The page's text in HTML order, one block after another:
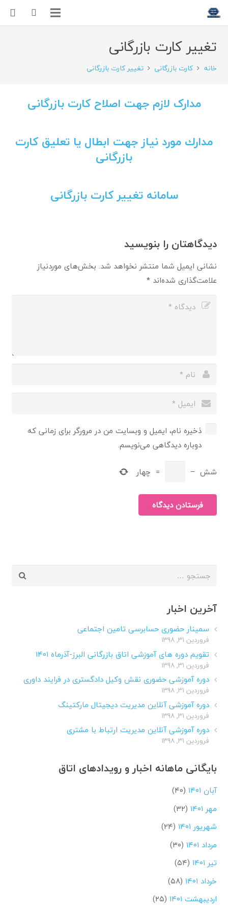
تغییر کارت بازرگانی
خانه کارت بازرگانی تغییر کارت بازرگانی
مدارک لازم جهت اصلاح کارت بازرگانی
مدارك مورد نياز جهت ابطال یا تعلیق کارت
بازرگانی
سامانه تغییر کارت بازرگانی
دیدگاهتان را بنویسید
نشانی ایمیل شما منتشر نخواهد شد. بخش‌های موردنیاز
علامت‌گذاری شده‌اند*
ذخیره نام، ایمیل و وبسایت من در مرورگر برای زمانی که
دوباره دیدگاهی می‌نویسم.
شش −
= چهار
فرستادن دیدگاه
جستجو
آخرین اخبار
سمینار حضوری حسابرسی تامین اجتماعی
فروردین ۳۱, ۱۳۹۸
تقویم دوره های آموزشی اتاق بازرگانی البرز-آذرماه ۱۴۰۱
فروردین ۳۱, ۱۳۹۸
دوره آموزشی حضوری نقش وکیل دادگستری در فرایند داوری
فروردین ۳۱, ۱۳۹۸
دوره آموزشی آنلاین مدیریت دیجیتال مارکتینگ
فروردین ۳۱, ۱۳۹۸
دوره آموزشی آنلاین مدیریت ارتباط با مشتری
فروردین ۳۱, ۱۳۹۸
بایگانی ماهانه اخبار و رویدادهای اتاق
آبان ۱۴۰۱
(۴۰)
مهر ۱۴۰۱
(۳۲)
شهریور ۱۴۰۱
(۲۴)
مرداد ۱۴۰۱
(۳۰)
تیر ۱۴۰۱
(۵۴)
خرداد ۱۴۰۱
(۵۸)
اردیبهشت ۱۴۰۱
(۲۵)